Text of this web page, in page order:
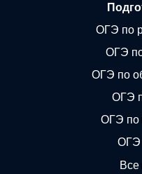
ОГЭ по
ОГЭ
ОГЭ по
ОГЭ
ОГЭ по
ОГЭ
Все